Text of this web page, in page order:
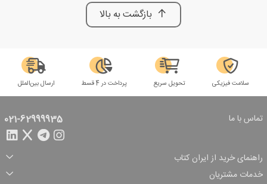
بازگشت به بالا
سلامت فیزیکی تحویل سریع پرداخت در 4 قسط ارسال بین‌الملل
تماس با ما 021-62999935
راهنمای خرید از ایران کتاب
ثبت سفارش
شرایط ارسال سفارش
شیوه پرداخت
تخفیف‌های خرید
خدمات مشتریان